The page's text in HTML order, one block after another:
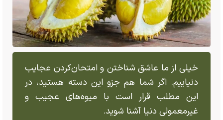
خیلی از ما عاشق شناختن و امتحان‌کردن عجایب
دنیاییم. اگر شما هم جزو این دسته هستید، در
این مطلب قرار است با میوه‌های عجیب و
غیرمعمولی دنیا آشنا شوید.